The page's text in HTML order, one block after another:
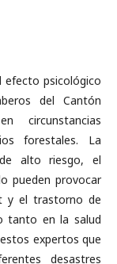
efecto psicológico
del Cantón
circunstancias
forestales. La
alto riesgo, el
pueden provocar
y el trastorno de
tanto en la salud
expertos que
desastres